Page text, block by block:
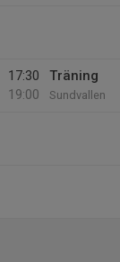
17:30
19:00
Träning
Sundvallen